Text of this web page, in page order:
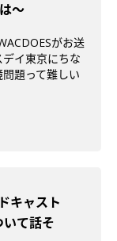
〜
がお送
イ東京にちな
題って難しい
キャスト
て話そ